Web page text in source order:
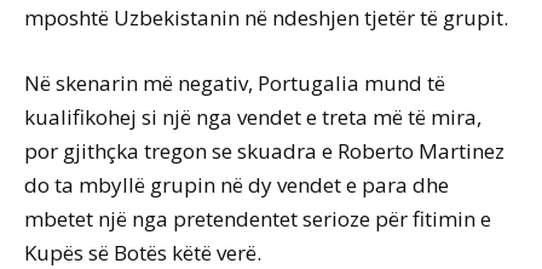
mposhtë Uzbekistanin në ndeshjen tjetër të grupit.
Në skenarin më negativ, Portugalia mund të
kualifikohej si një nga vendet e treta më të mira,
por gjithçka tregon se skuadra e Roberto Martinez
do ta mbyllë grupin në dy vendet e para dhe
mbetet një nga pretendentet serioze për fitimin e
Kupës së Botës këtë verë.